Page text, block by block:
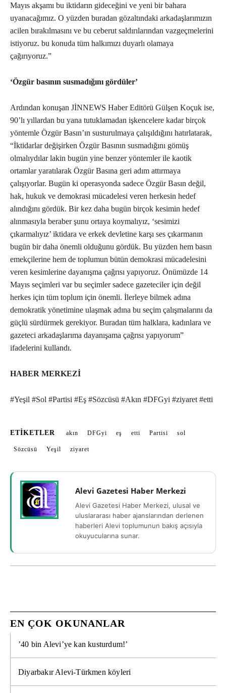
Mayıs akşamı bu iktidarın gideceğini ve yeni bir bahara
uyanacağımız. O yüzden buradan gözaltındaki arkadaşlarımızın
acilen bırakılmasını ve bu ceberut saldırılarından vazgeçmelerini
istiyoruz. bu konuda tüm halkımızı duyarlı olamaya
çağırıyoruz.”
‘Özgür basının susmadığını gördüler’
Ardından konuşan JİNNEWS Haber Editörü Gülşen Koçuk ise,
90’lı yıllardan bu yana tutuklamadan işkencelere kadar birçok
yöntemle Özgür Basın’ın susturulmaya çalışıldığını hatırlatarak,
“İktidarlar değişirken Özgür Basının susmadığını gömüş
olmalıydılar lakin bugün yine benzer yöntemler ile kaotik
ortamlar yaratılarak Özgür Basına geri adım attırmaya
çalışıyorlar. Bugün ki operasyonda sadece Özgür Basın değil,
hak, hukuk ve demokrasi mücadelesi veren herkesin hedef
alındığını gördük. Bir kez daha bugün birçok kesimin hedef
alınmasıyla beraber şunu ortaya koymalıyız, ‘sesimizi
çıkarmalıyız’ iktidara ve erkek devletine karşı ses çıkarmanın
bugün bir daha önemli olduğunu gördük. Bu yüzden hem basın
emekçilerine hem de toplumun bütün demokrasi mücadelesini
veren kesimlerine dayanışma çağrısı yapıyoruz. Önümüzde 14
Mayıs seçimleri var bu seçimler sadece gazeteciler için değil
herkes için tüm toplum için önemli. İlerleye bilmek adına
demokratik yönetimine ulaşmak adına bu seçim çalışmalarını da
güçlü sürdürmek gerekiyor. Buradan tüm halklara, kadınlara ve
gazeteci arkadaşlarıma dayanışama çağrısı yapıyorum”
ifadelerini kullandı.
HABER MERKEZİ
#Yeşil #Sol #Partisi #Eş #Sözcüsü #Akın #DFGyi #ziyaret #etti
ETIKETLER akın DFGyi eş etti Partisi sol
Sözcüsü Yeşil ziyaret
Alevi Gazetesi Haber Merkezi
Alevi Gazetesi Haber Merkezi, ulusal ve
uluslararası haber ajanslarından derlenen
haberleri Alevi toplumunun bakış açısıyla
okuyucularına sunar.
EN ÇOK OKUNANLAR
’40 bin Alevi’ye kan kusturdum!’
Diyarbakır Alevi-Türkmen köyleri